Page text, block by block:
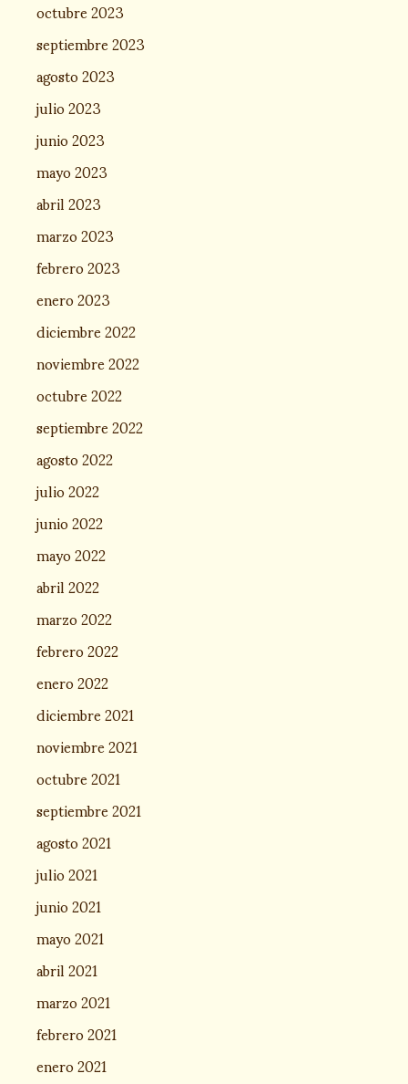
octubre 2023
septiembre 2023
agosto 2023
julio 2023
junio 2023
mayo 2023
abril 2023
marzo 2023
febrero 2023
enero 2023
diciembre 2022
noviembre 2022
octubre 2022
septiembre 2022
agosto 2022
julio 2022
junio 2022
mayo 2022
abril 2022
marzo 2022
febrero 2022
enero 2022
diciembre 2021
noviembre 2021
octubre 2021
septiembre 2021
agosto 2021
julio 2021
junio 2021
mayo 2021
abril 2021
marzo 2021
febrero 2021
enero 2021